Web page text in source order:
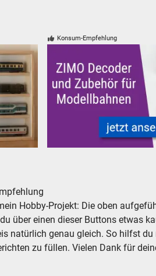
Konsum-Empfehlung
Hobby-Projekt: Die oben
über einen dieser Buttons etwas
natürlich genau gleich. So hilfst
zu füllen. Vielen Dank für